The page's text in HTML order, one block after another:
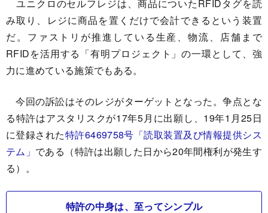
ユニクロのセルフレジは、商品についたRFIDタグを読
み取り、レジに商品を置くだけで会計できるという装置
だ。ファストリが推進している生産、物流、店舗まで
RFIDを活用する「有明プロジェクト」の一環として、強
力に進めている施策でもある。
今回の訴訟はそのレジがターゲットとなった。争点とな
る特許はアスタリスクが17年5月に出願し、19年1月25日
に登録された特許6469758号「読取装置及び情報提供シス
テム」 である（特許は出願した日から20年間権利が発生す
る）。
特許の中身は、至ってシンプル